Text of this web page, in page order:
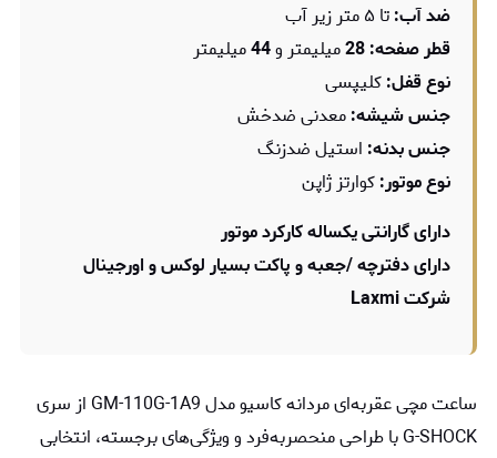
ضد آب:تا ۵ متر زیر آب
قطر صفحه: 28
میلیمتر و44میلیمتر
نوع قفل:کلیپسی
جنس شیشه:معدنی ضدخش
جنس بدنه: استیل ضدزنگ
نوع موتور:کوارتز ژاپن
دارای گارانتی یکساله کارکرد موتور
دارای دفترچه /جعبه و پاکت بسیار لوکس و اورجینال
شرکت Laxmi
ساعت مچی عقربه‌ای مردانه کاسیو مدل GM-110G-1A9 از سری
G-SHOCK با طراحی منحصربه‌فرد و ویژگی‌های برجسته، انتخابی